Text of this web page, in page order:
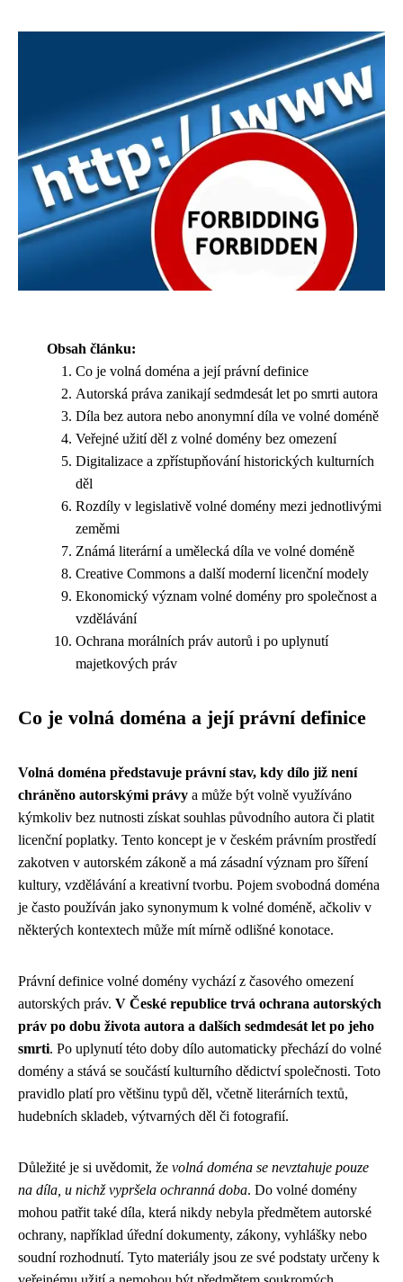
Obsah článku:
Co je volná doména a její právní definice
Autorská práva zanikají sedmdesát let po smrti autora
Díla bez autora nebo anonymní díla ve volné doméně
Veřejné užití děl z volné domény bez omezení
Digitalizace a zpřístupňování historických kulturních
děl
Rozdíly v legislativě volné domény mezi jednotlivými
zeměmi
Známá literární a umělecká díla ve volné doméně
Creative Commons a další moderní licenční modely
Ekonomický význam volné domény pro společnost a
vzdělávání
Ochrana morálních práv autorů i po uplynutí
majetkových práv
Co je volná doména a její právní definice
Volná doména představuje právní stav, kdy dílo již není
chráněno autorskými právy a může být volně využíváno
kýmkoliv bez nutnosti získat souhlas původního autora či platit
licenční poplatky. Tento koncept je v českém právním prostředí
zakotven v autorském zákoně a má zásadní význam pro šíření
kultury, vzdělávání a kreativní tvorbu. Pojem svobodná doména
je často používán jako synonymum k volné doméně, ačkoliv v
některých kontextech může mít mírně odlišné konotace.
Právní definice volné domény vychází z časového omezení
autorských práv. V České republice trvá ochrana autorských
práv po dobu života autora a dalších sedmdesát let po jeho
smrti. Po uplynutí této doby dílo automaticky přechází do volné
domény a stává se součástí kulturního dědictví společnosti. Toto
pravidlo platí pro většinu typů děl, včetně literárních textů,
hudebních skladeb, výtvarných děl či fotografií.
Důležité je si uvědomit, že volná doména se nevztahuje pouze
na díla, u nichž vypršela ochranná doba. Do volné domény
mohou patřit také díla, která nikdy nebyla předmětem autorské
ochrany, například úřední dokumenty, zákony, vyhlášky nebo
soudní rozhodnutí. Tyto materiály jsou ze své podstaty určeny k